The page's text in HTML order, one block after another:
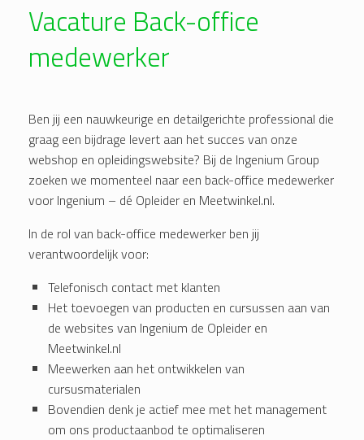
Vacature Back-office
medewerker
Ben jij een nauwkeurige en detailgerichte professional die
graag een bijdrage levert aan het succes van onze
webshop en opleidingswebsite? Bij de Ingenium Group
zoeken we momenteel naar een back-office medewerker
voor Ingenium – dé Opleider en Meetwinkel.nl.
In de rol van back-office medewerker ben jij
verantwoordelijk voor:
Telefonisch contact met klanten
Het toevoegen van producten en cursussen aan van
de websites van Ingenium de Opleider en
Meetwinkel.nl
Meewerken aan het ontwikkelen van
cursusmaterialen
Bovendien denk je actief mee met het management
om ons productaanbod te optimaliseren